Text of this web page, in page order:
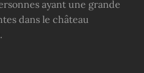
ayant une grande
dans le château